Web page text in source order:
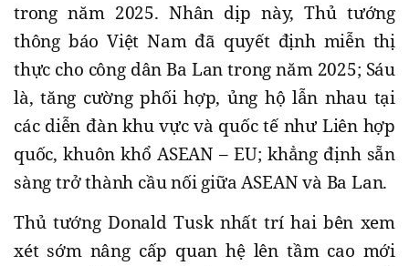
trong năm 2025. Nhân dịp này, Thủ tướng
thông báo Việt Nam đã quyết định miễn thị
thực cho công dân Ba Lan trong năm 2025; Sáu
là, tăng cường phối hợp, ủng hộ lẫn nhau tại
các diễn đàn khu vực và quốc tế như Liên hợp
quốc, khuôn khổ ASEAN – EU; khẳng định sẵn
sàng trở thành cầu nối giữa ASEAN và Ba Lan.
Thủ tướng Donald Tusk nhất trí hai bên xem
xét sớm nâng cấp quan hệ lên tầm cao mới